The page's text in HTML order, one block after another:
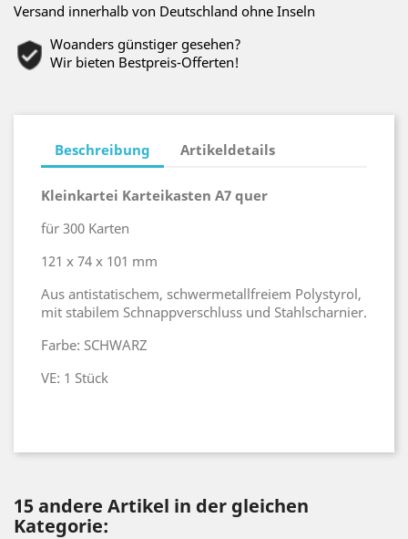
Versand innerhalb von Deutschland ohne Inseln
Woanders günstiger gesehen?
Wir bieten Bestpreis-Offerten!
Beschreibung Artikeldetails
Kleinkartei Karteikasten A7 quer
für 300 Karten
121 x 74 x 101 mm
Aus antistatischem, schwermetallfreiem Polystyrol,
mit stabilem Schnappverschluss und Stahlscharnier.
Farbe: SCHWARZ
VE: 1 Stück
15 andere Artikel in der gleichen
Kategorie: